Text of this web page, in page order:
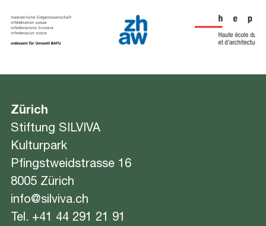
Optionen
können
Zürich
Stiftung SILVIVA
Kulturpark
Pfingstweidstrasse 16
8005 Zürich
info@silviva.ch
Tel. +41 44 291 21 91